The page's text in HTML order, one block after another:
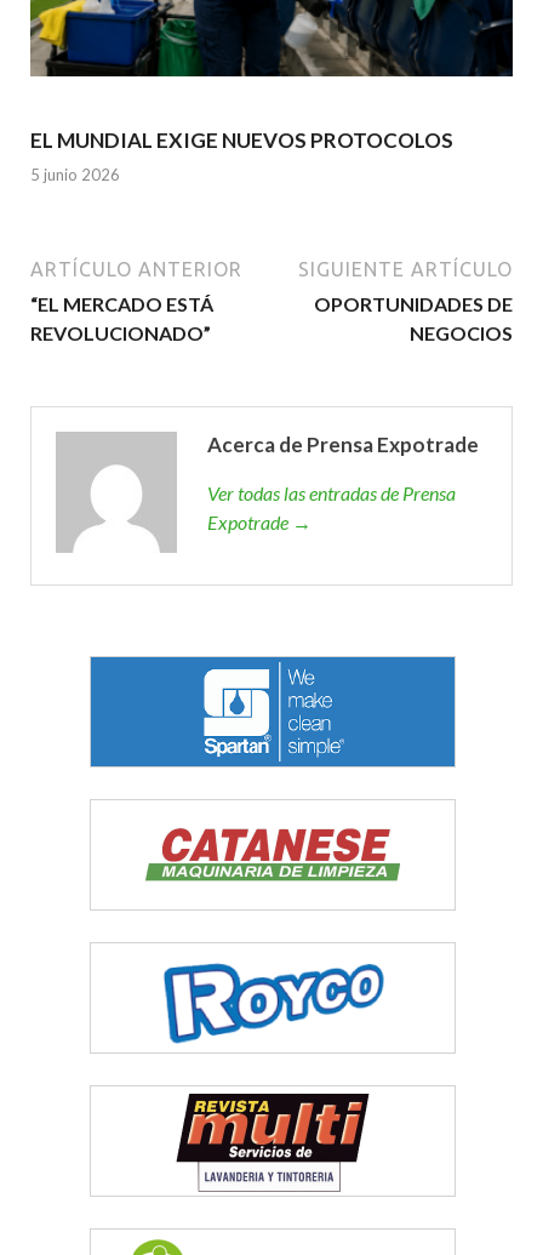
EL MUNDIAL EXIGE NUEVOS PROTOCOLOS
5 junio 2026
ARTÍCULO ANTERIOR
“EL MERCADO ESTÁ
REVOLUCIONADO”
SIGUIENTE ARTÍCULO
OPORTUNIDADES DE
NEGOCIOS
Acerca de Prensa Expotrade
Ver todas las entradas de Prensa
Expotrade →